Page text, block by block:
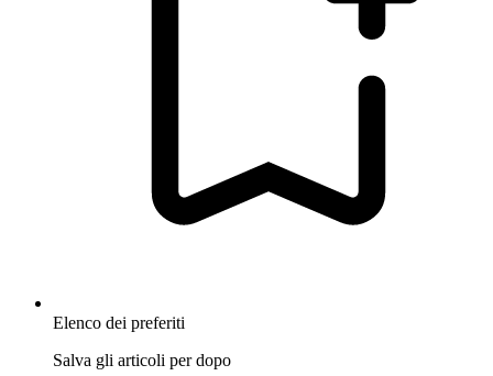
Elenco dei preferiti
Salva gli articoli per dopo